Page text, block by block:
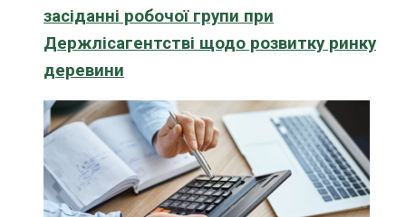
засіданні робочої групи при
Держлісагентстві щодо розвитку ринку
деревини